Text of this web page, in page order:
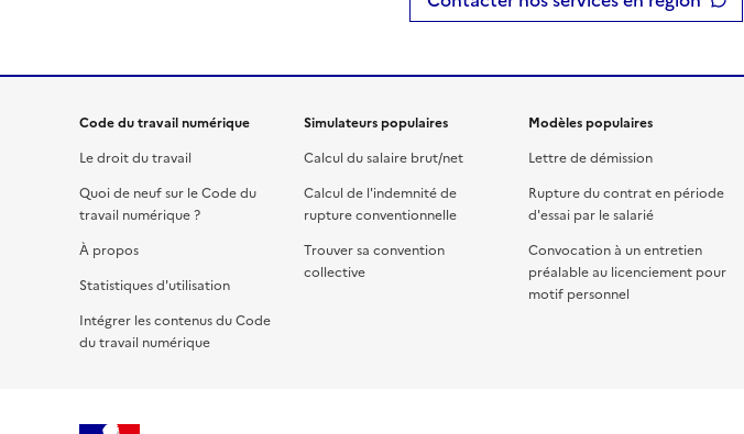
Code du travail numérique
Le droit du travail
Quoi de neuf sur le Code du
travail numérique ?
À propos
Statistiques d'utilisation
Intégrer les contenus du Code
du travail numérique
Simulateurs populaires
Calcul du salaire brut/net
Calcul de l'indemnité de
rupture conventionnelle
Trouver sa convention
collective
Modèles populaires
Lettre de démission
Rupture du contrat en période
d'essai par le salarié
Convocation à un entretien
préalable au licenciement pour
motif personnel